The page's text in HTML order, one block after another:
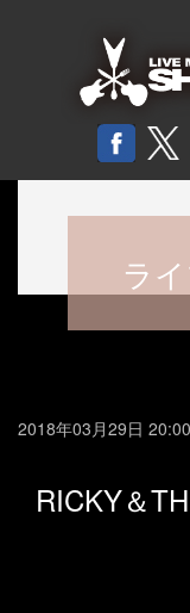
ラ
2018年03月29日 20:00
RICKY＆